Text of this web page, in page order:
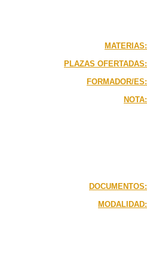
MATERIAS:
PLAZAS OFERTADAS:
FORMADOR/ES:
NOTA:
DOCUMENTOS:
MODALIDAD: